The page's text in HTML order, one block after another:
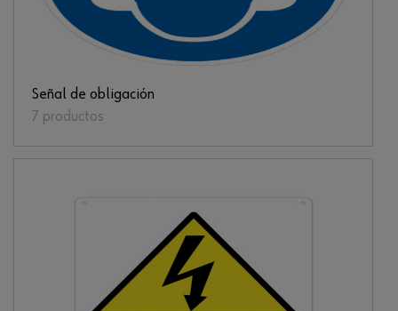
Señal de obligación
7 productos